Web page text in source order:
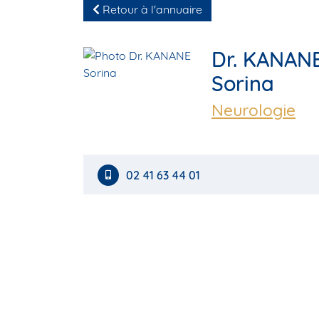
Retour à l'annuaire
Dr.
Sorina
Neurologie
02 41 63 44 01